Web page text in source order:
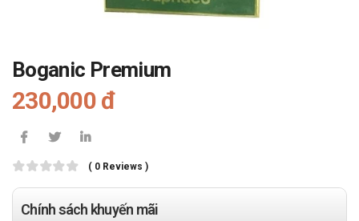
Boganic Premium
230,000 đ
( 0 Reviews )
Chính sách khuyến mãi